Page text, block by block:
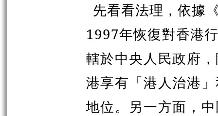
先看看法理，依據
1997年恢復對香港
轄於中央人民政府
港享有「港人治港
地位。另一方面，